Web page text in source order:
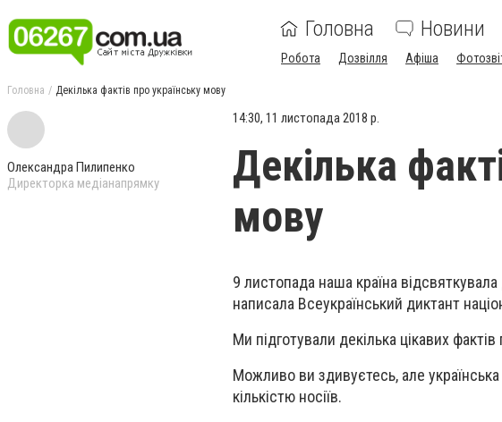
Головна Новини
Робота Дозвілля Афіша
Головна Декілька фактів про українську мову
Олександра Пилипенко
Директорка медіанапрямку
14:30, 11 листопада 2018 р.
Декілька
мову
9 листопада наша країна
написала Всеукраїнський диктант
Ми підготували декілька цікавих
Можливо ви здивуєтесь, але
кількістю носіїв.